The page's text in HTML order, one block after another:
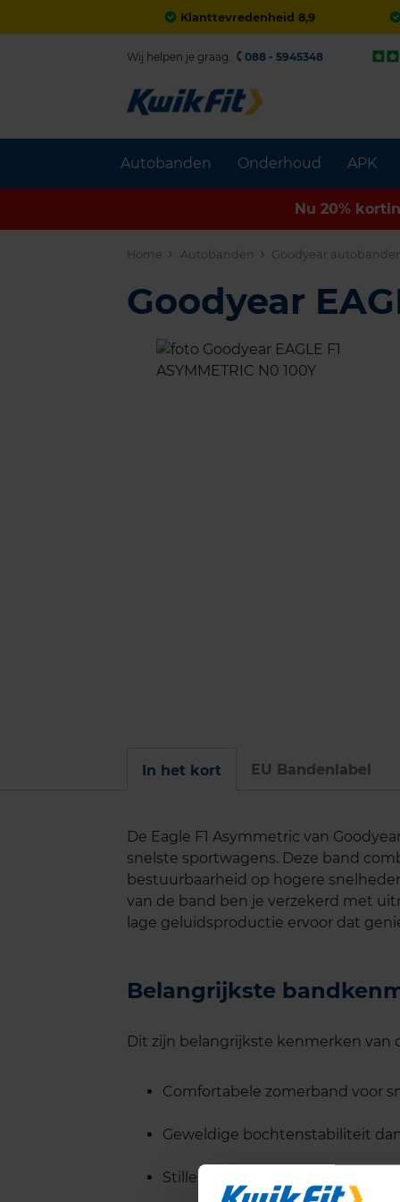
Klanttevredenheid 8,9
Autobanden Onderhoud APK
Wij helpen je graag. 088 - 5945348
Nu 20%
Home Autobanden Goodyear
Goodyear
In het kort EU Bandenlabel
De Eagle F1 Asymmetric van
snelste sportwagens. Deze band
bestuurbaarheid op hogere
van de band ben je verzekerd met
lage geluidsproductie ervoor dat
Belangrijkste
Dit zijn belangrijkste kenmerken van
Comfortabele zomerband voor
Geweldige bochtenstabiliteit
Stiller door unieke